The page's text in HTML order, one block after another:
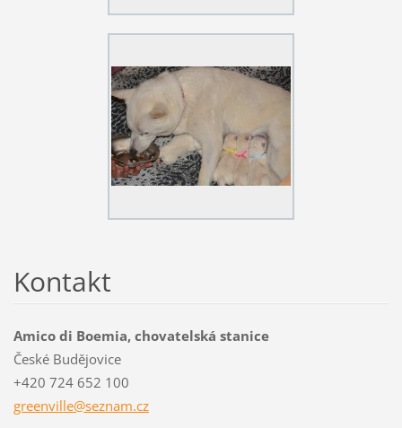
Kontakt
Amico di Boemia, chovatelská stanice
České Budějovice
+420 724 652 100
greenville@seznam.cz